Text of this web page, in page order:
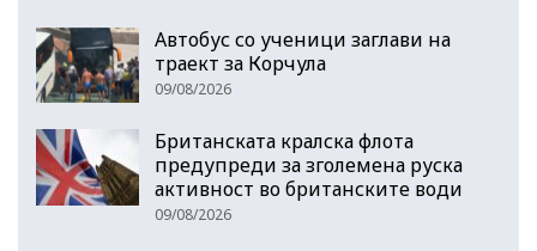
Автобус со ученици заглави на
траект за Корчула
09/08/2026
Британската кралска флота
предупреди за зголемена руска
активност во британските води
09/08/2026